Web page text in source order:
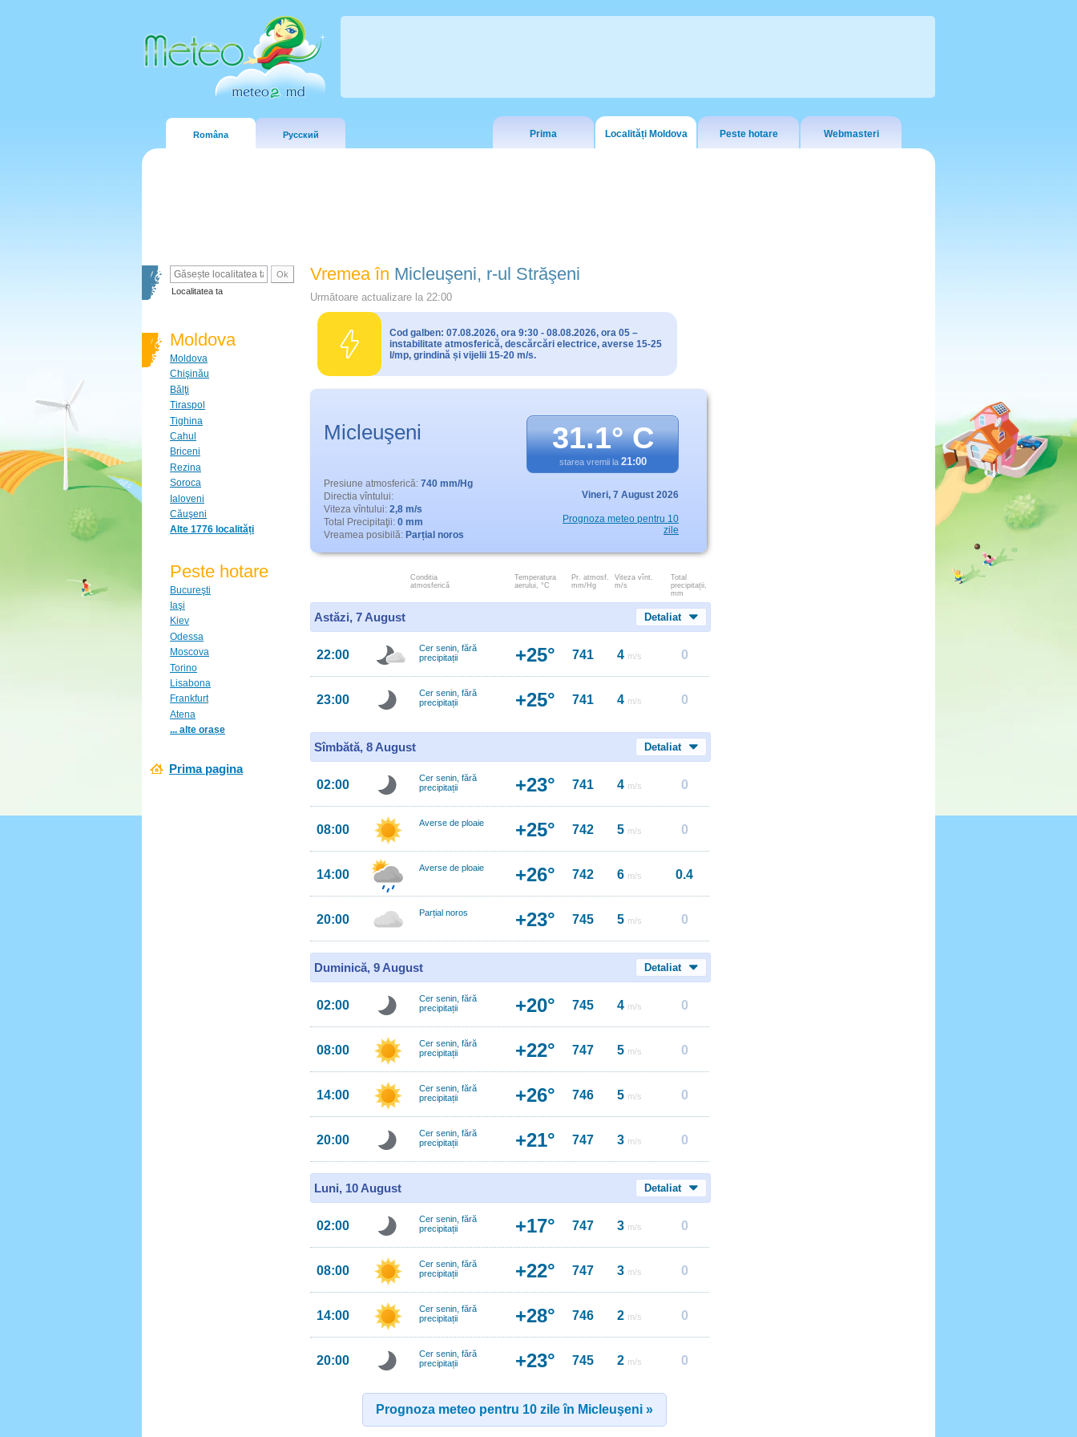
Româna Русский Prima Localități Moldova Peste hotare Webmasteri
Localitatea ta
Moldova
Moldova
Chişinău
Bălţi
Tiraspol
Tighina
Cahul
Briceni
Rezina
Soroca
Ialoveni
Căuşeni
Alte 1776 localități
Peste hotare
Bucureşti
Iaşi
Kiev
Odessa
Moscova
Torino
Lisabona
Frankfurt
Atena
... alte orașe
Prima pagina
Vremea în Micleuşeni, r-ul Străşeni
Următoare actualizare la 22:00
Cod galben: 07.08.2026, ora 9:30 - 08.08.2026, ora 05 –
instabilitate atmosferică, descărcări electrice, averse 15-25
l/mp, grindină și vijelii 15-20 m/s.
Micleuşeni 31.1° C
starea vremii la 21:00
Presiune atmosferică: 740 mm/Hg
Directia vîntului:
Viteza vîntului: 2,8 m/s
Total Precipitaţii: 0 mm
Vreamea posibilă: Parțial noros
Vineri, 7 August 2026
Prognoza meteo pentru 10
zile
Conditia
atmosferică
Temperatura
aerului, °C
Pr. atmosf.
mm/Hg
Viteza vînt.
m/s
Total
precipitații,
mm
Astăzi, 7 August Detaliat
22:00
Cer senin, fără
precipitații
+25° 741 4 m/s 0
23:00
Cer senin, fără
precipitații
+25° 741 4 m/s 0
Sîmbătă, 8 August Detaliat
02:00
Cer senin, fără
precipitații
+23° 741 4 m/s 0
08:00 Averse de ploaie +25° 742 5 m/s 0
14:00 Averse de ploaie +26° 742 6 m/s 0.4
20:00 Parțial noros +23° 745 5 m/s 0
Duminică, 9 August Detaliat
02:00
Cer senin, fără
precipitații
+20° 745 4 m/s 0
08:00
Cer senin, fără
precipitații
+22° 747 5 m/s 0
14:00
Cer senin, fără
precipitații
+26° 746 5 m/s 0
20:00
Cer senin, fără
precipitații
+21° 747 3 m/s 0
Luni, 10 August Detaliat
02:00
Cer senin, fără
precipitații
+17° 747 3 m/s 0
08:00
Cer senin, fără
precipitații
+22° 747 3 m/s 0
14:00
Cer senin, fără
precipitații
+28° 746 2 m/s 0
20:00
Cer senin, fără
precipitații
+23° 745 2 m/s 0
Prognoza meteo pentru 10 zile în Micleuşeni »